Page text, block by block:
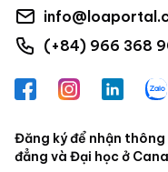
(+84) 966 368
FacebookInstagramLinkedInZalo
Đăng ký để nhận
đẳng và Đại học ở